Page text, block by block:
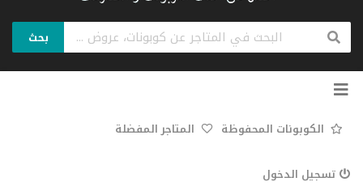
بحث
تخطي
الكوبونات المحفوظة المتاجر المفضلة
تسجيل الدخول